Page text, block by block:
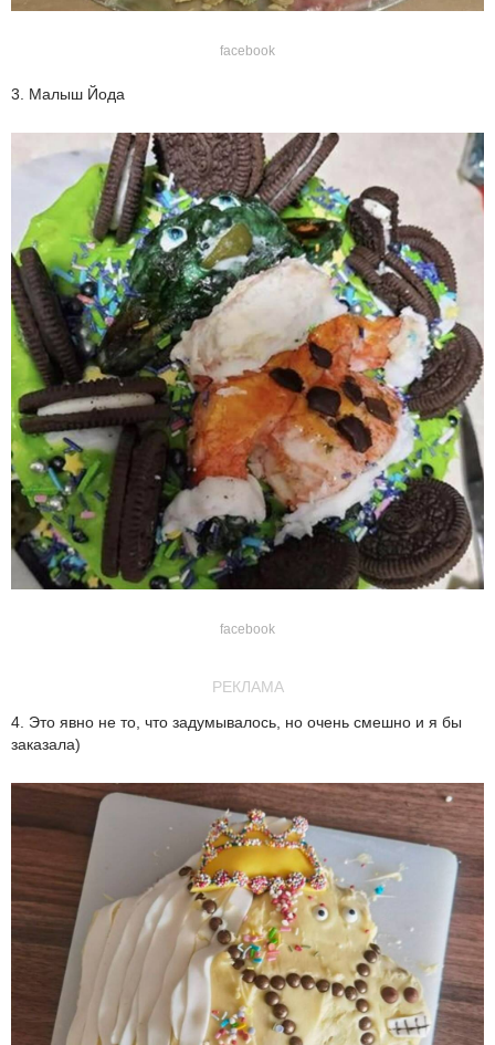
facebook
3. Малыш Йода
facebook
РЕКЛАМА
4. Это явно не то, что задумывалось, но очень смешно и я бы
заказала)